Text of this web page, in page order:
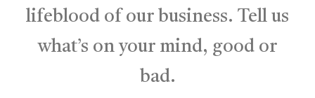
lifeblood of our business. Tell us
what’s on your mind, good or
bad.